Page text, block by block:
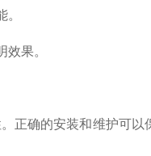
果。
正确的安装和维护可